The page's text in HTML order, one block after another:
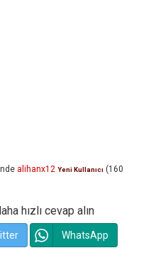
alihanx12 Yeni Kullanıcı (160
hızlı cevap alın
WhatsApp